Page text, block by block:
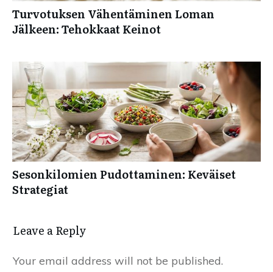
Turvotuksen Vähentäminen Loman
Jälkeen: Tehokkaat Keinot
Sesonkilomien Pudottaminen: Keväiset
Strategiat
Leave a Reply
Your email address will not be published.